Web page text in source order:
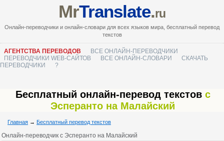
MrTranslate.ru
Онлайн-переводчики и онлайн-словари для всех языков мира, бесплатный перевод
текстов
АГЕНТСТВА ПЕРЕВОДОВ
ВСЕ ОНЛАЙН-ПЕРЕВОДЧИКИ
ПЕРЕВОДЧИКИ WEB-САЙТОВ
ВСЕ ОНЛАЙН-СЛОВАРИ
СКАЧАТЬ
ПЕРЕВОДЧИКИ
?
Бесплатный онлайн-перевод текстов с
Эсперанто на Малайский
Главная → Бесплатный перевод текстов
Онлайн-переводчик с Эсперанто на Малайский